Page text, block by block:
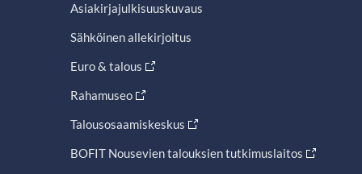
Asiakirjajulkisuuskuvaus
Sähköinen allekirjoitus
Euro & talous
Rahamuseo
Talousosaamiskeskus
BOFIT Nousevien talouksien tutkimuslaitos